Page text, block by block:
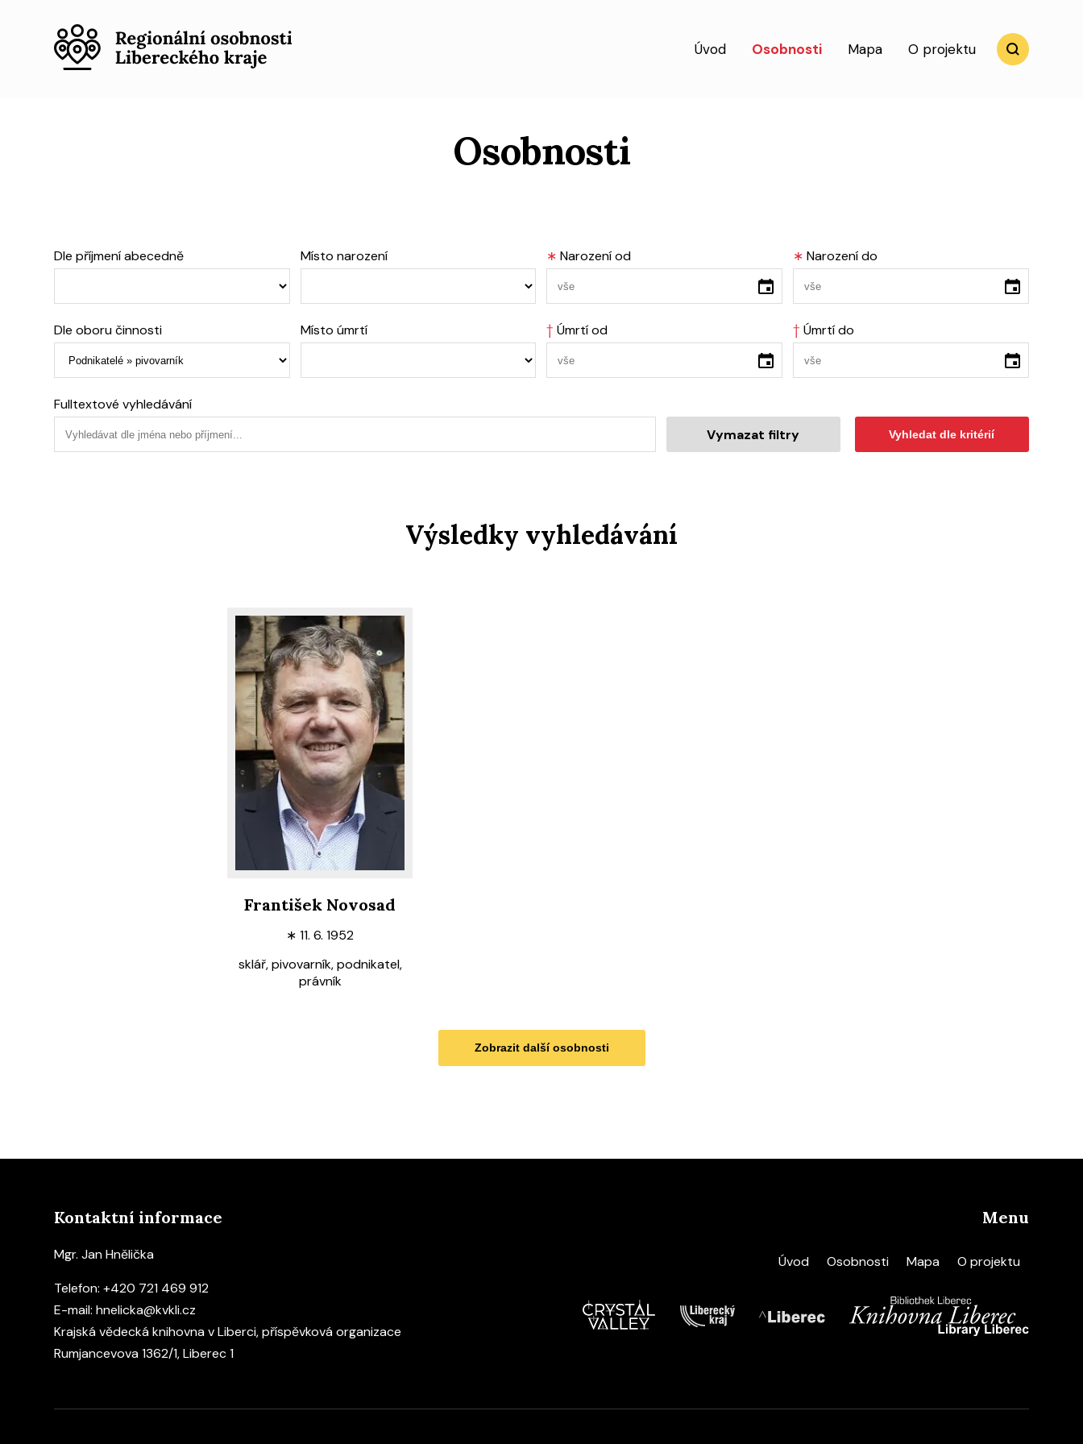
Úvod Osobnosti Mapa O projektu
Osobnosti
Dle příjmení abecedně Místo narození ∗ Narození od ∗ Narození do
Dle oboru činnosti Místo úmrtí † Úmrtí od † Úmrtí do
Fulltextové vyhledávání
Vymazat filtry
Vyhledat dle kritérií
Výsledky vyhledávání
František Novosad
∗ 11. 6. 1952
sklář, pivovarník, podnikatel,
právník
Zobrazit další osobnosti
Kontaktní informace
Mgr. Jan Hnělička
Telefon:+420 721 469 912
E-mail:hnelicka@kvkli.cz
Krajská vědecká knihovna v Liberci, příspěvková organizace
Rumjancevova 1362/1, Liberec 1
Menu
Úvod Osobnosti Mapa O projektu